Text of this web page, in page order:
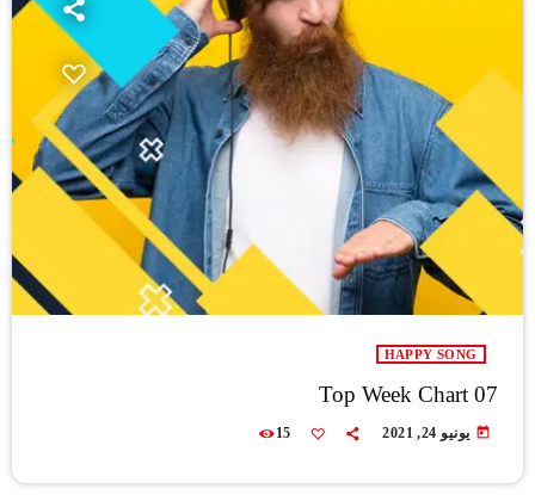
HAPPY SONG
Top Week Chart 07
today يونيو 24, 2021 15